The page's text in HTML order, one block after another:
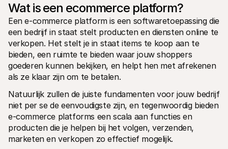
Wat is een ecommerce platform?
Een e-commerce platform is een softwaretoepassing die
een bedrijf in staat stelt producten en diensten online te
verkopen. Het stelt je in staat items te koop aan te
bieden, een ruimte te bieden waar jouw shoppers
goederen kunnen bekijken, en helpt hen met afrekenen
als ze klaar zijn om te betalen.
Natuurlijk zullen de juiste fundamenten voor jouw bedrijf
niet per se de eenvoudigste zijn, en tegenwoordig bieden
e-commerce platforms een scala aan functies en
producten die je helpen bij het volgen, verzenden,
marketen en verkopen zo effectief mogelijk.